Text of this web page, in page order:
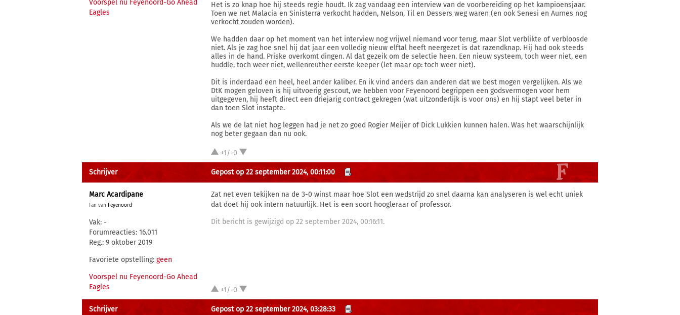
Voorspel nu Feyenoord-Go Ahead
Eagles
Het is zo knap hoe hij steeds regie houdt. Ik zag vandaag een interview van de voorbereiding op het kampioensjaar.
Toen we net Malacia en Sinisterra verkocht hadden, Nelson, Til en Dessers weg waren (en ook Senesi en Aurnes nog
verkocht zouden worden).
We hadden daar op het moment van het interview nog vrijwel niemand voor terug, maar Slot verblikte of verbloosde
niet. Als je zag hoe snel hij dat jaar een volledig nieuw elftal heeft neergezet is dat razendknap. Hij had ook steeds
alles in de hand. Priske overkomt dingen. Al dat gezeik om de selectie heen. Een nieuw systeem, toch weer niet, een
huddle, toch weer niet, wellenreuther eerste keeper (let maar op: toch weer niet).
Dit is inderdaad een heel, heel ander kaliber. En ik vind anders dan anderen dat we best mogen vergelijken. Als we
DtK mogen geloven is hij uitvoerig gescout, we hebben voor Feyenoord begrippen een godsvermogen voor hem
uitgegeven, hij heeft direct een driejarig contract gekregen (wat uitzonderlijk is voor ons) en hij stapt veel beter in
dan toen Slot instapte.
Als we de lat niet hog leggen had je net zo goed Rogier Meijer of Dick Lukkien kunnen halen. Was het waarschijnlijk
nog beter gegaan dan nu ook.
+1/-0
Schrijver Gepost op 22 september 2024, 00:11:00
Marc Acardipane
Fan van Feyenoord
Vak: -
Forumreacties: 16.011
Reg.: 9 oktober 2019
Favoriete opstelling: geen
Voorspel nu Feyenoord-Go Ahead
Eagles
Zat net even tekijken na de 3-0 winst maar hoe Slot een wedstrijd zo snel daarna kan analyseren is wel echt uniek
dat doet hij ook intern natuurlijk. Het is een soort hoogleraar of professor.
Dit bericht is gewijzigd op 22 september 2024, 00:16:11.
+1/-0
Schrijver Gepost op 22 september 2024, 03:28:33